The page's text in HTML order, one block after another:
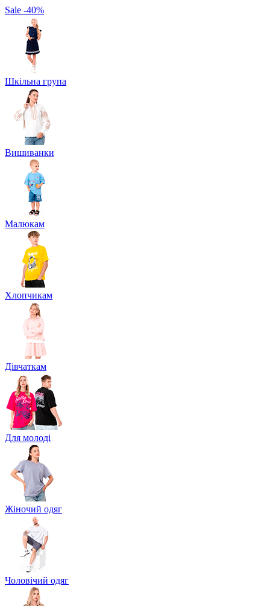
Sale -40%
Шкільна група
Вишиванки
Малюкам
Хлопчикам
Дівчаткам
Для молоді
Жіночий одяг
Чоловічий одяг